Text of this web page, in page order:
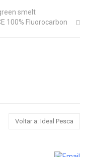
smelt
100% Fluorocarbon
Voltar a: Ideal Pesca